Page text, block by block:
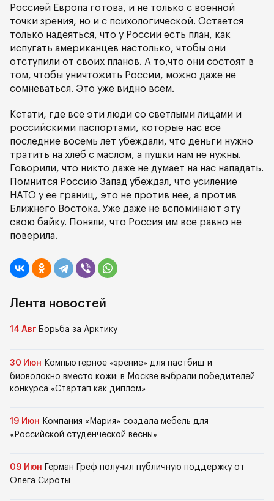
Россией Европа готова, и не только с военной
точки зрения, но и с психологической. Остается
только надеяться, что у России есть план, как
испугать американцев настолько, чтобы они
отступили от своих планов. А то,что они состоят в
том, чтобы уничтожить России, можно даже не
сомневаться. Это уже видно всем.
Кстати, где все эти люди со светлыми лицами и
российскими паспортами, которые нас все
последние восемь лет убеждали, что деньги нужно
тратить на хлеб с маслом, а пушки нам не нужны.
Говорили, что никто даже не думает на нас нападать.
Помнится Россию Запад убеждал, что усиление
НАТО у ее границ, это не против нее, а против
Ближнего Востока. Уже даже не вспоминают эту
свою байку. Поняли, что Россия им все равно не
поверила.
Лента новостей
14 Авг Борьба за Арктику
30 Июн Компьютерное «зрение» для пастбищ и
биоволокно вместо кожи: в Москве выбрали победителей
конкурса «Стартап как диплом»
19 Июн Компания «Мария» создала мебель для
«Российской студенческой весны»
09 Июн
Герман Греф получил публичную поддержку от
Олега Сироты